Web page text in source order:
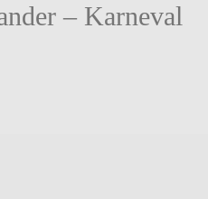
– Karneval